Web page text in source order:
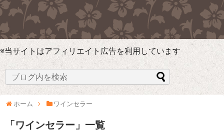
※当サイトはアフィリエイト広告を利用しています
ホーム ワインセラー
「ワインセラー 」 一覧